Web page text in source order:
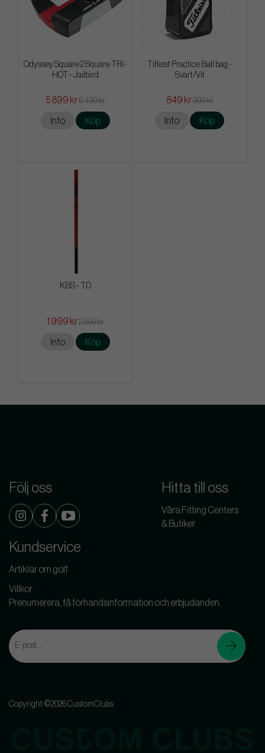
Odyssey Square 2 Square TRI-
HOT - Jailbird
5 899 kr6 499 kr
Info Köp
Titleist Practice Ball bag -
Svart/Vit
849 kr999 kr
Info Köp
KBS - TD
1 999 kr2 599 kr
Info Köp
Följ oss Hitta till oss
Våra Fitting Centers
& Butiker
Kundservice
Artiklar om golf
Villkor
Prenumerera, få förhandsinformation och erbjudanden.
Copyright ©2026 CustomClubs